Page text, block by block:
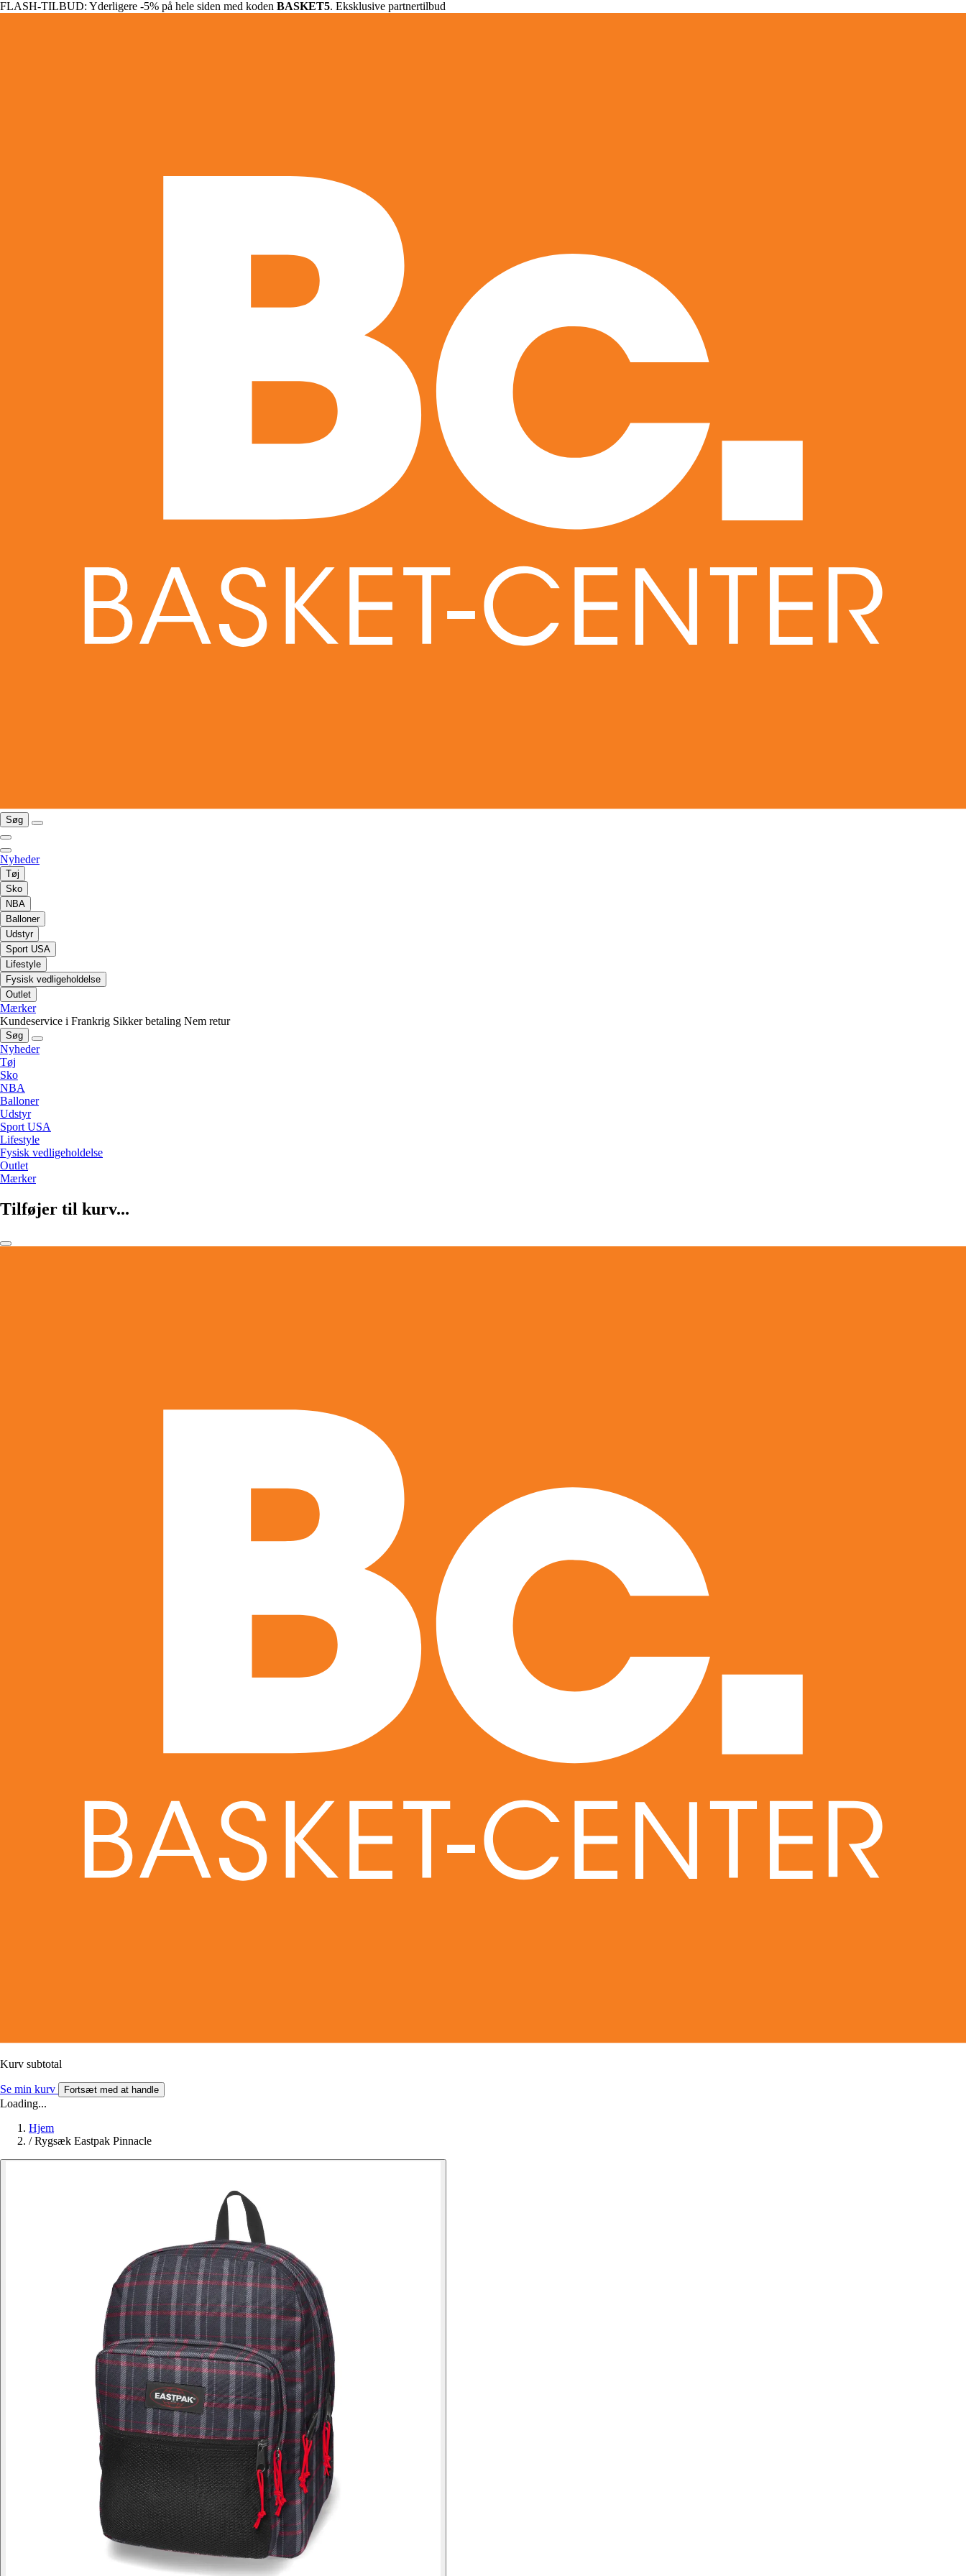
FLASH-TILBUD: Yderligere -5% på hele siden med koden BASKET5. Eksklusive partnertilbud
Søg
Nyheder
Tøj
Sko
NBA
Balloner
Udstyr
Sport USA
Lifestyle
Fysisk vedligeholdelse
Outlet
Mærker
Kundeservice i Frankrig Sikker betaling Nem retur
Søg
Nyheder
Tøj
Sko
NBA
Balloner
Udstyr
Sport USA
Lifestyle
Fysisk vedligeholdelse
Outlet
Mærker
Tilføjer til kurv...
Kurv subtotal
Se min kurv Fortsæt med at handle
Loading...
Hjem
/ Rygsæk Eastpak Pinnacle